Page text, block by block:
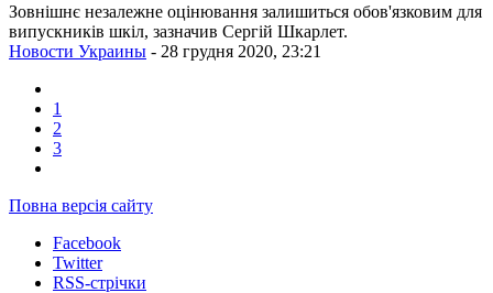
Зовнішнє незалежне оцінювання залишиться обов'язковим для
випускників шкіл, зазначив Сергій Шкарлет.
Новости Украины - 28 грудня 2020, 23:21
1
2
3
Повна версія сайту
Facebook
Twitter
RSS-стрічки